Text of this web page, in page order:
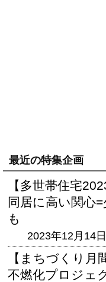
最近の特集企画
【多世帯住宅
同居に高い関心
も
2023年12月14
【まちづくり月
不燃化プロジェ